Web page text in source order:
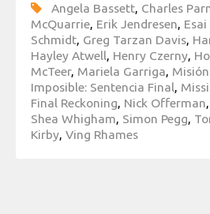
Angela Bassett, Charles
McQuarrie, Erik Jendresen,
Schmidt, Greg Tarzan Davis,
Hayley Atwell, Henry Czerny,
McTeer, Mariela Garriga,
Imposible: Sentencia Final,
Final Reckoning, Nick Offerman,
Shea Whigham, Simon Pegg,
Kirby, Ving Rhames